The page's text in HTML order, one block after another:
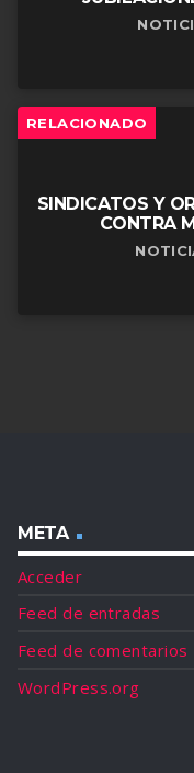
RELACIONADO
SINDICATOS Y
CONTRA
META
Acceder
Feed de entradas
Feed de comentarios
WordPress.org